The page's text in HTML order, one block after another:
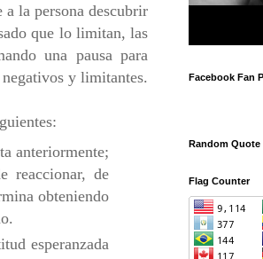
la persona descubrir
que lo limitan, las
una pausa para
y limitantes.
anteriormente;
reaccionar, de
obteniendo
esperanzada
Facebook Fan
Random Quote
Flag Counter